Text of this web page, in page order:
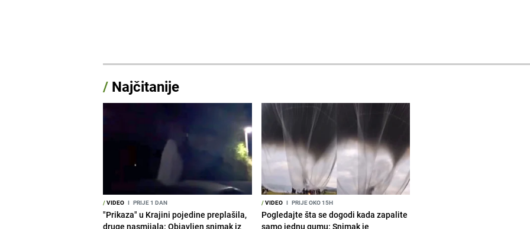
/ Najčitanije
/VIDEO I PRIJE 1 DAN
"Prikaza" u Krajini pojedine preplašila,
druge nasmijala: Objavljen snimak iz
/VIDEO I PRIJE OKO 15H
Pogledajte šta se dogodi kada zapalite
samo jednu gumu: Snimak je